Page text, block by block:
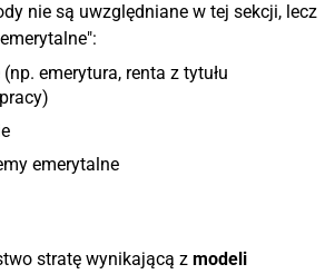
nie są uwzględniane w tej sekcji, lecz
emerytura, renta z tytułu
emerytalne
stratę wynikającą z modeli